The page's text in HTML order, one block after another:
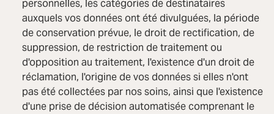
personnelles, les catégories de destinataires
auxquels vos données ont été divulguées, la période
de conservation prévue, le droit de rectification, de
suppression, de restriction de traitement ou
d'opposition au traitement, l'existence d'un droit de
réclamation, l'origine de vos données si elles n'ont
pas été collectées par nos soins, ainsi que l'existence
d'une prise de décision automatisée comprenant le